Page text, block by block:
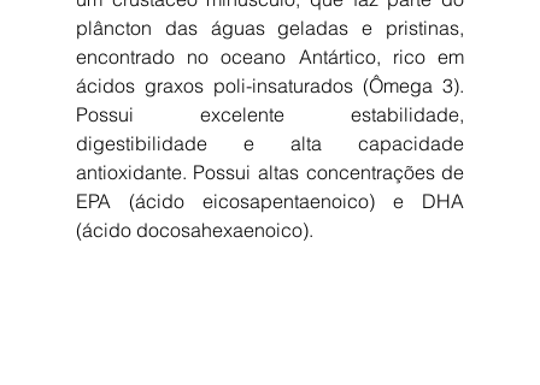
plâncton das águas geladas e pristinas,
encontrado no oceano Antártico, rico em
ácidos graxos poli-insaturados (Ômega 3).
Possui excelente estabilidade,
digestibilidade e alta capacidade
antioxidante. Possui altas concentrações de
EPA (ácido eicosapentaenoico) e DHA
(ácido docosahexaenoico).